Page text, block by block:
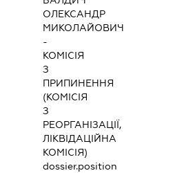
ОЛЕКСАНДР
МИКОЛАЙОВИЧ
-
КОМІСІЯ
З
ПРИПИНЕННЯ
(КОМІСІЯ
З
РЕОРГАНІЗАЦІЇ,
ЛІКВІДАЦІЙНА
КОМІСІЯ)
dossier.position